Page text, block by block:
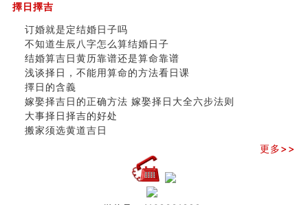
擇日擇吉
订婚就是定结婚日子吗
不知道生辰八字怎么算结婚日子
结婚算吉日黄历靠谱还是算命靠谱
浅谈择日，不能用算命的方法看日课
擇日的含義
嫁娶择吉日的正确方法 嫁娶择日大全六步法则
大事择日择吉的好处
搬家须选黄道吉日
更多>>